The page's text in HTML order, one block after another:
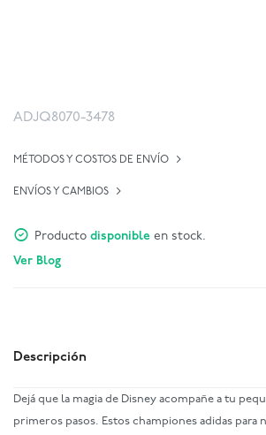
ADJQ8070-3478
MÉTODOS Y COSTOS DE ENVÍO
ENVÍOS Y CAMBIOS
Producto disponible en stock.
Ver Blog
Descripción
Dejá que la magia de Disney acompañe a tu
primeros pasos. Estos championes adidas para